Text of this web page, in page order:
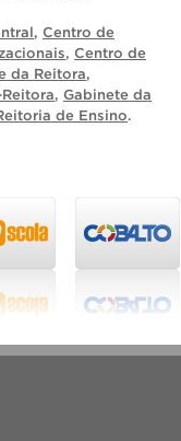
, Centro de
, Centro de
da Reitora,
, Gabinete da
de Ensino.